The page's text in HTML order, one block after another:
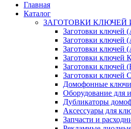
Главная
Каталог
ЗАГОТОВКИ КЛЮЧЕЙ
Заготовки ключей
Заготовки ключей
Заготовки ключей
Заготовки ключей
Заготовки ключей
Заготовки ключей
Домофонные
Оборудование для
Дубликаторы
Аксессуары для
Запчасти и